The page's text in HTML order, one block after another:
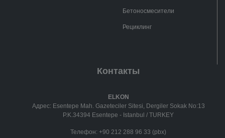
Бетоносмесители
Рециклинг
Контакты
ELKON
Адрес: Esentepe Mah. Gazeteciler Sitesi, Dergiler Sokak No:13
P.K.34394 Esentepe - Istanbul / TURKEY
Телефон: +90 212 288 96 33 (pbx)